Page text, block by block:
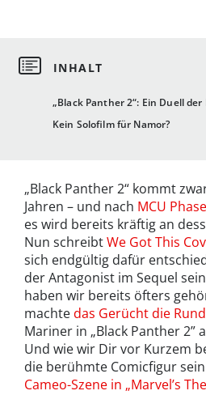
„Black Panther 2“: Ein Duell der
Kein Solofilm für Namor?
„Black Panther 2“ kommt
Jahren – und nach MCU
es wird bereits kräftig an
Nun schreibtWe Got This
sich endgültig dafür
der Antagonist im Sequel
haben wir bereits öfters
machtedas Gerücht die
Mariner in „Black Panther 2”
Und wie wir Dir vor Kurzem
die berühmte Comicfigur
Cameo-Szene in „Marvel’s